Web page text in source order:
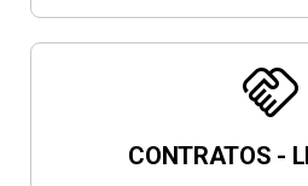
handshake
CONTRATOS -